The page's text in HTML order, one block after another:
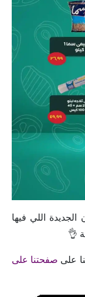
اللي فيها
👌
على صفحتنا على